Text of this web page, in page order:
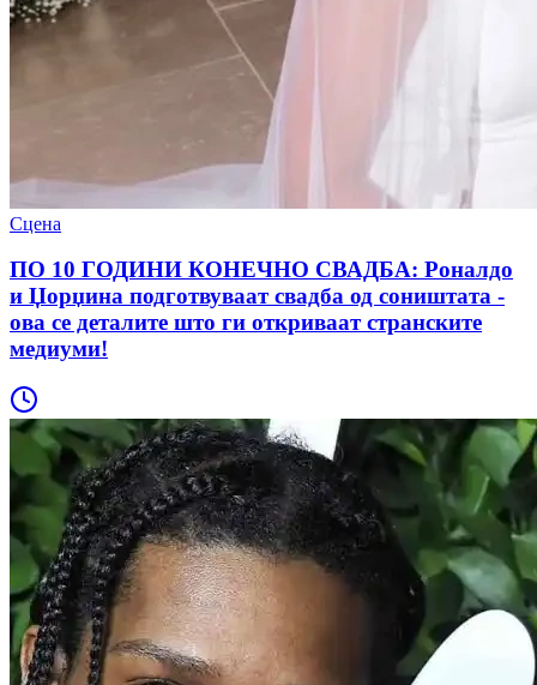
Сцена
ПО 10 ГОДИНИ КОНЕЧНО СВАДБА: Роналдо
и Џорџина подготвуваат свадба од соништата -
oва се деталите што ги откриваат странските
медиуми!